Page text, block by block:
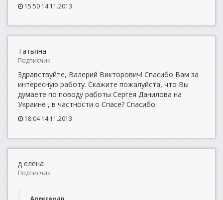
15:50 14.11.2013
Татьяна
Подписчик
Здравствуйте, Валерий Викторович! Спасибо Вам за
интересную работу. Скажите пожалуйста, что Вы
думаете по поводу работы Сергея Данилова на
Украине , в частности о Спасе? Спасибо.
18:04 14.11.2013
д елена
Подписчик
Александр